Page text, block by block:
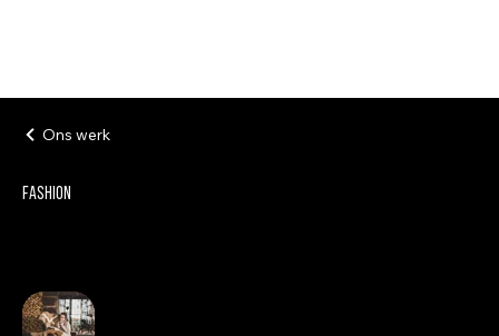
Ons werk
Fashion